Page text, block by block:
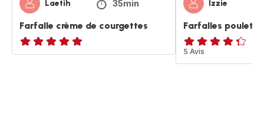
Laetih 35min
Farfalle crème de courgettes
Avis
Izzie
Farfalles poulet
ratings.4.3
5 Avis